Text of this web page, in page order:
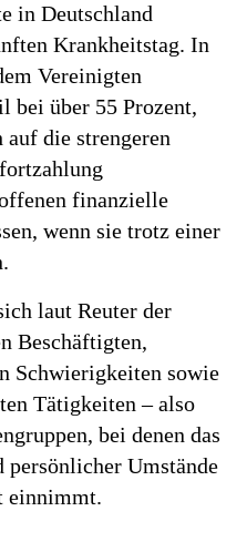
in Deutschland
Krankheitstag. In
Vereinigten
bei über 55 Prozent,
auf die strengeren
finanzielle
wenn sie trotz einer
laut Reuter der
Beschäftigten,
Schwierigkeiten sowie
Tätigkeiten – also
bei denen das
persönlicher Umstände
einnimmt.